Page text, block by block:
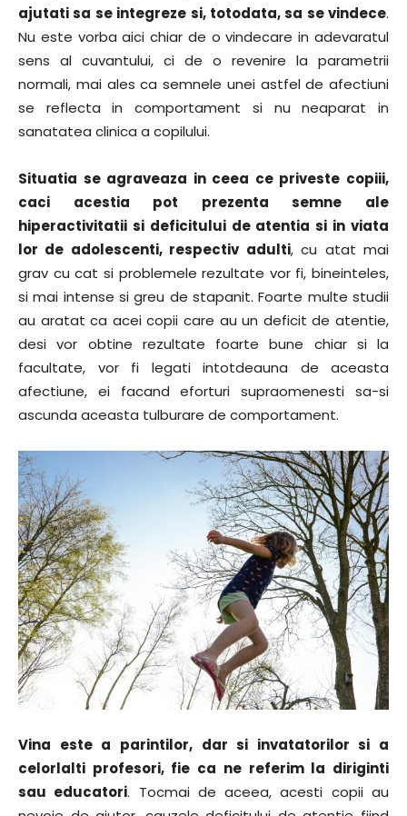
ajutati sa se integreze si, totodata, sa se vindece.
Nu este vorba aici chiar de o vindecare in adevaratul
sens al cuvantului, ci de o revenire la parametrii
normali, mai ales ca semnele unei astfel de afectiuni
se reflecta in comportament si nu neaparat in
sanatatea clinica a copilului.
Situatia se agraveaza in ceea ce priveste copiii,
caci acestia pot prezenta semne ale
hiperactivitatii si deficitului de atentia si in viata
lor de adolescenti, respectiv adulti, cu atat mai
grav cu cat si problemele rezultate vor fi, bineinteles,
si mai intense si greu de stapanit. Foarte multe studii
au aratat ca acei copii care au un deficit de atentie,
desi vor obtine rezultate foarte bune chiar si la
facultate, vor fi legati intotdeauna de aceasta
afectiune, ei facand eforturi supraomenesti sa-si
ascunda aceasta tulburare de comportament.
Vina este a parintilor, dar si invatatorilor si a
celorlalti profesori, fie ca ne referim la diriginti
sau educatori. Tocmai de aceea, acesti copii au